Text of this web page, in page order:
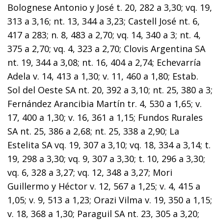
Bolognese Antonio y José t. 20, 282 a 3,30; vq. 19,
313 a 3,16; nt. 13, 344 a 3,23; Castell José nt. 6,
417 a 283; n. 8, 483 a 2,70; vq. 14, 340 a 3; nt. 4,
375 a 2,70; vq. 4, 323 a 2,70; Clovis Argentina SA
nt. 19, 344 a 3,08; nt. 16, 404 a 2,74; Echevarría
Adela v. 14, 413 a 1,30; v. 11, 460 a 1,80; Estab.
Sol del Oeste SA nt. 20, 392 a 3,10; nt. 25, 380 a 3;
Fernández Arancibia Martín tr. 4, 530 a 1,65; v.
17, 400 a 1,30; v. 16, 361 a 1,15; Fundos Rurales
SA nt. 25, 386 a 2,68; nt. 25, 338 a 2,90; La
Estelita SA vq. 19, 307 a 3,10; vq. 18, 334 a 3,14; t.
19, 298 a 3,30; vq. 9, 307 a 3,30; t. 10, 296 a 3,30;
vq. 6, 328 a 3,27; vq. 12, 348 a 3,27; Mori
Guillermo y Héctor v. 12, 567 a 1,25; v. 4, 415 a
1,05; v. 9, 513 a 1,23; Orazi Vilma v. 19, 350 a 1,15;
v. 18, 368 a 1,30; Paraguil SA nt. 23, 305 a 3,20;